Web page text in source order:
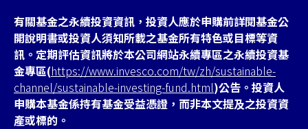
有關基金之永續投資資訊，投資人應於申購前詳閱基金公
開說明書或投資人須知所載之基金所有特色或目標等資
訊。定期評估資訊將於本公司網站永續專區之永續投資基
金專區(https://www.invesco.com/tw/zh/sustainable-
channel/sustainable-investing-fund.html)公告。投資人
申購本基金係持有基金受益憑證，而非本文提及之投資資
產或標的。